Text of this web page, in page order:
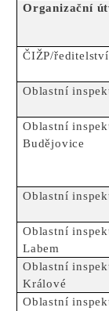
Organizační
ČIŽP/
Oblastní
Oblastní
Budějovice
Oblastní
Oblastní
Labem
Oblastní
Králové
Oblastní